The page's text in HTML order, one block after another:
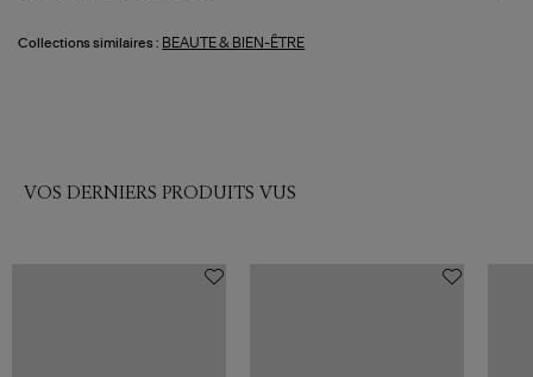
Collections similaires : BEAUTE & BIEN-ÊTRE
VOS DERNIERS PRODUITS VUS